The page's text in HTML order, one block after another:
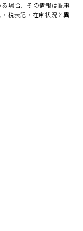
場合、その情報は記事
税表記・在庫状況と異